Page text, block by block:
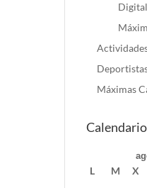
Máximas
L M X